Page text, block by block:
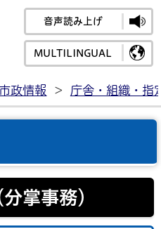
那珂市公式ホームペ
音声読み上げ
MULTILINGUAL
市政情報 > 庁舎・組織・指
掌事務）